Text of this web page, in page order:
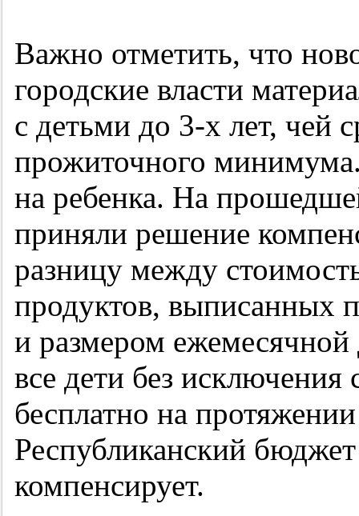
Важно отметить, что
городские власти
с детьми до 3-х лет, чей
прожиточного
на ребенка. На
приняли решение
разницу между
продуктов, выписанных
и размером
все дети без исключения
бесплатно на
Республиканский
компенсирует.